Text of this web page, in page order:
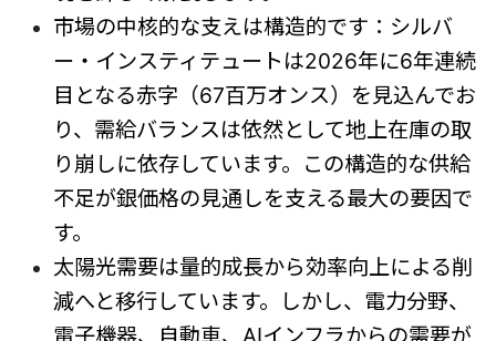
市場の中核的な支えは構造的です：シルバ
ー・インスティテュートは2026年に6年連続
目となる赤字（67百万オンス）を見込んでお
り、需給バランスは依然として地上在庫の取
り崩しに依存しています。この構造的な供給
不足が銀価格の見通しを支える最大の要因で
す。
太陽光需要は量的成長から効率向上による削
減へと移行しています。しかし、電力分野、
電子機器、自動車、AIインフラからの需要が